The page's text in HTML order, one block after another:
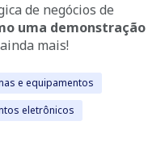
de negócios de
uma demonstração
mais!
e equipamentos
eletrônicos